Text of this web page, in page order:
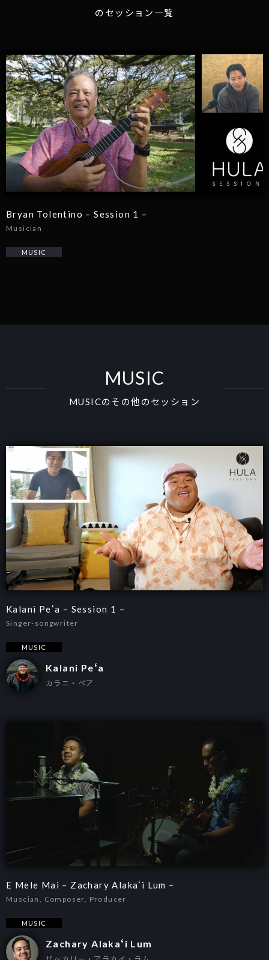
のセッション一覧
Bryan Tolentino – Session 1 –
Musician
MUSIC
MUSIC
MUSICのその他のセッション
Kalani Peʻa – Session 1 –
Singer-songwriter
MUSIC
Kalani Peʻa
カラニ・ペア
E Mele Mai – Zachary Alakaʻi Lum –
Muscian, Composer, Producer
MUSIC
Zachary Alakaʻi Lum